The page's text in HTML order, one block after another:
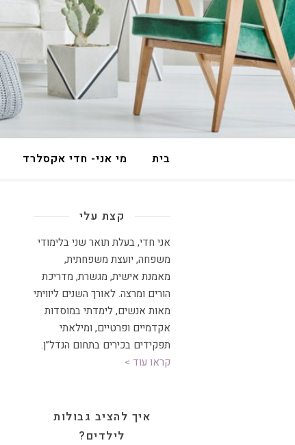
בית מי אני- חדי אקסלרד
קצת עלי
אני חדי, בעלת תואר שני בלימודי
משפחה, יועצת משפחתית,
מאמנת אישית, מגשרת, מדריכת
הורים ומרצה.לאורך השנים ליוויתי
מאות אנשים, לימדתי במוסדות
אקדמיים ופרטיים, ומילאתי
תפקידים בכירים בתחום הנדל”ן.
קראו עוד >
איך להציב גבולות
לילדים?